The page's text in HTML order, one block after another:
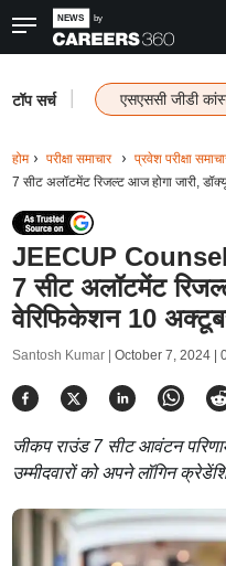
टॉप सर्च एसएससी जीडी
होम परीक्षा समाचार प्रवेश परीक्षा
7 सीट अलॉटमेंट रिजल्ट आज होगा जारी,
JEECUP
7 सीट अलॉटमेंट
वेरिफिकेशन 10
Santosh Kumar | October 7, 2024 |
जीकप राउंड 7 सीट आवंटन
उम्मीदवारों को अपने लॉगिन